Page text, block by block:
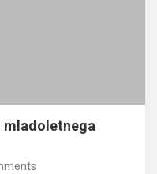
mladoletnega